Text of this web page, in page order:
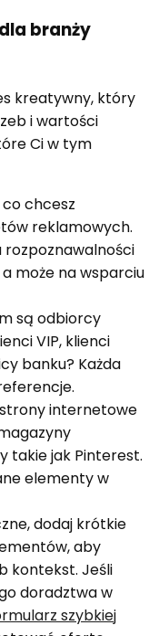
branży
kreatywny, który
i wartości
Ci w tym
co chcesz
reklamowych.
rozpoznawalności
może na wsparciu
są odbiorcy
VIP, klienci
banku? Każda
strony internetowe
takie jak Pinterest.
elementy w
dodaj krótkie
aby
kontekst. Jeśli
doradztwa w
szybkiej